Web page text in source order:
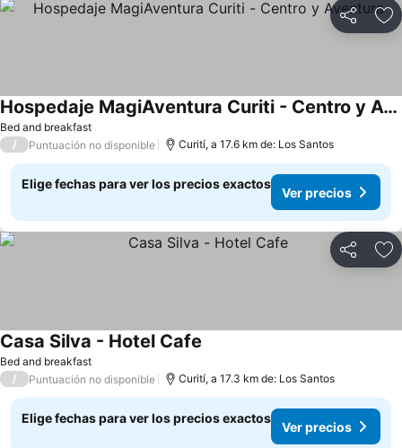
Compartir
Bed and breakfast
Hospedaje MagiAventura Curiti - Centro y Aventura
/ Puntuación no disponible Curití, a 17.6 km de: Los Santos
Elige fechas para ver los precios exactos
Ver precios
Compartir
Bed and breakfast
Casa Silva - Hotel Cafe
/ Puntuación no disponible Curití, a 17.3 km de: Los Santos
Elige fechas para ver los precios exactos
Ver precios